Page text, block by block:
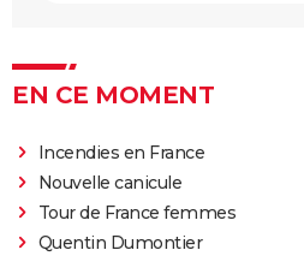
EN CE MOMENT
Incendies en France
Nouvelle canicule
Tour de France femmes
Quentin Dumontier